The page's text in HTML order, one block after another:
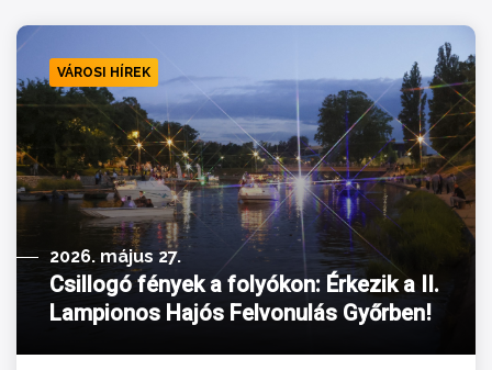
VÁROSI HÍREK
2026. május 27.
Csillogó fények a folyókon: Érkezik a II.
Lampionos Hajós Felvonulás Győrben!